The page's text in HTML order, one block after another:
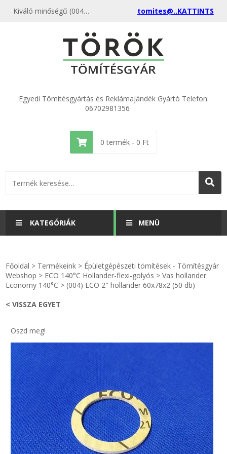
Kiváló minőségű (004) ECO 2" hollander 60x78x2 (50 db) kedvező áron, egyenest a gyártótól, rendeld meg most és csatlakozz a több ezer elégedett vásárlóhoz. tomites@..KATTINTS
Egyedi Tömítésgyártás és Reklámajándék Gyártó Telefon:
06702981356
0 termék - 0 Ft
KATEGÓRIÁK
KULCSTARTÓ - KULCSKARIKA
IPARI KARIMA TÖMÍTÉS
TÖMÍTŐ TÁBLA - SZIGETELŐ LEMEZ
GUMILEMEZ - FILC - HÓTOLÓ
TÖMÍTŐ ZSINÓR - RAGASZTÓ
MENÜ
videók
Egyedi gyártás
Hírek
Kapcsolat
ÁSZF
Főoldal > Termékeink > Épületgépészeti tömítések - Tömítésgyár
Webshop > ECO 140°C Hollander-flexi-golyós >Vas hollander
Economy 140°C >(004) ECO 2" hollander 60x78x2 (50 db)
< VISSZA EGYET
Oszd meg!